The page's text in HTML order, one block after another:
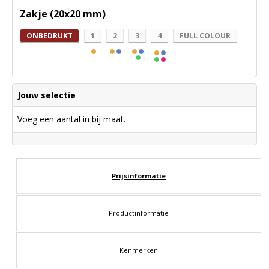
Zakje (20x20 mm)
ONBEDRUKT 1 2 3 4 FULL COLOUR
Jouw selectie
Voeg een aantal in bij maat.
Prijsinformatie
Productinformatie
Kenmerken